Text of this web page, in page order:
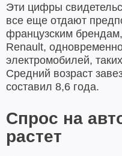
Эти цифры
все еще отдают
французским
Renault,
электромобилей,
Средний возраст
составил 8,6 года.
Спрос на
растет